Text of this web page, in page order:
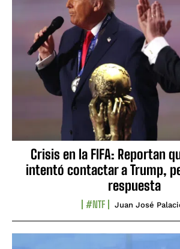
Crisis en la FIFA: Reportan
intentó contactar a Trump,
respuesta
#NTF Juan José